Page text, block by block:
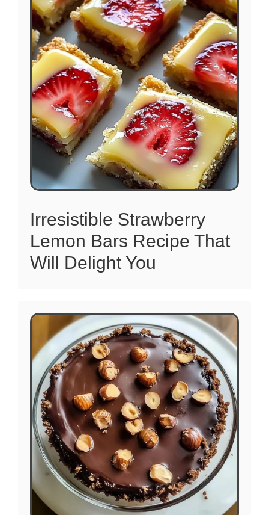
Irresistible Strawberry
Lemon Bars Recipe That
Will Delight You